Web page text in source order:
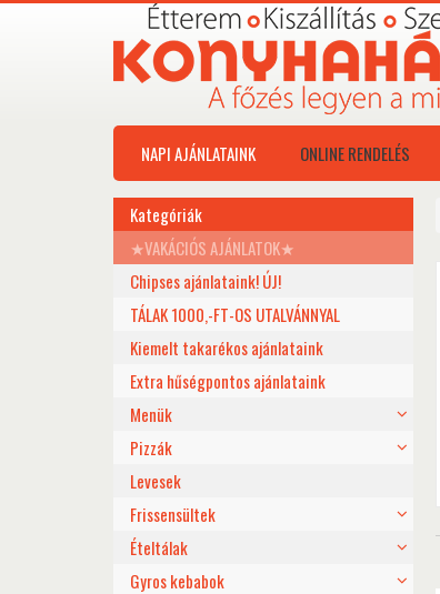
NAPI AJÁNLATAINK ONLINE RENDELÉS
Kategóriák
★VAKÁCIÓS AJÁNLATOK★
Chipses ajánlataink! ÚJ!
TÁLAK 1000,-FT-OS UTALVÁNNYAL
Kiemelt takarékos ajánlataink
Extra hűségpontos ajánlataink
Menük
Pizzák
Levesek
Frissensültek
Ételtálak
Gyros kebabok